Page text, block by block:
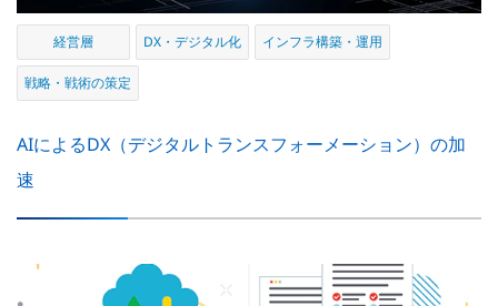
経営層 DX・デジタル化 インフラ構築・運用
戦略・戦術の策定
AIによるDX（デジタルトランスフォーメーション）の加
速